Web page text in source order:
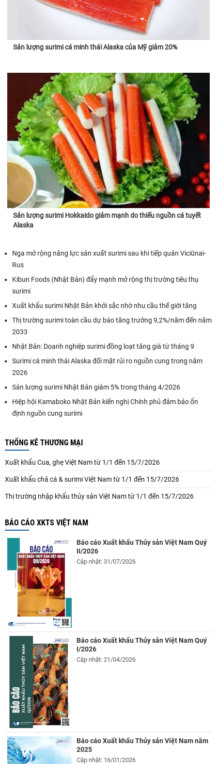
Sản lượng surimi cá minh thái Alaska của Mỹ giảm 20%
Sản lượng surimi Hokkaido giảm mạnh do thiếu nguồn cá tuyết
Alaska
Nga mở rộng năng lực sản xuất surimi sau khi tiếp quản Viciūnai-
Rus
Kibun Foods (Nhật Bản) đẩy mạnh mở rộng thị trường tiêu thụ
surimi
Xuất khẩu surimi Nhật Bản khởi sắc nhờ nhu cầu thế giới tăng
Thị trường surimi toàn cầu dự báo tăng trưởng 9,2%/năm đến năm
2033
Nhật Bản: Doanh nghiệp surimi đồng loạt tăng giá từ tháng 9
Surimi cá minh thái Alaska đối mặt rủi ro nguồn cung trong năm
2026
Sản lượng surimi Nhật Bản giảm 5% trong tháng 4/2026
Hiệp hội Kamaboko Nhật Bản kiến nghị Chính phủ đảm bảo ổn
định nguồn cung surimi
THỐNG KÊ THƯƠNG MẠI
Xuất khẩu Cua, ghẹ Việt Nam từ 1/1 đến 15/7/2026
Xuất khẩu chả cá & surimi Việt Nam từ 1/1 đến 15/7/2026
Thị trường nhập khẩu thủy sản Việt Nam từ 1/1 đến 15/7/2026
BÁO CÁO XKTS VIỆT NAM
Báo cáo Xuất khẩu Thủy sản Việt Nam Quý
II/2026
Cập nhật: 31/07/2026
Báo cáo Xuất khẩu Thủy sản Việt Nam Quý
I/2026
Cập nhật: 21/04/2026
Báo cáo Xuất khẩu Thủy sản Việt Nam năm
2025
Cập nhật: 16/01/2026